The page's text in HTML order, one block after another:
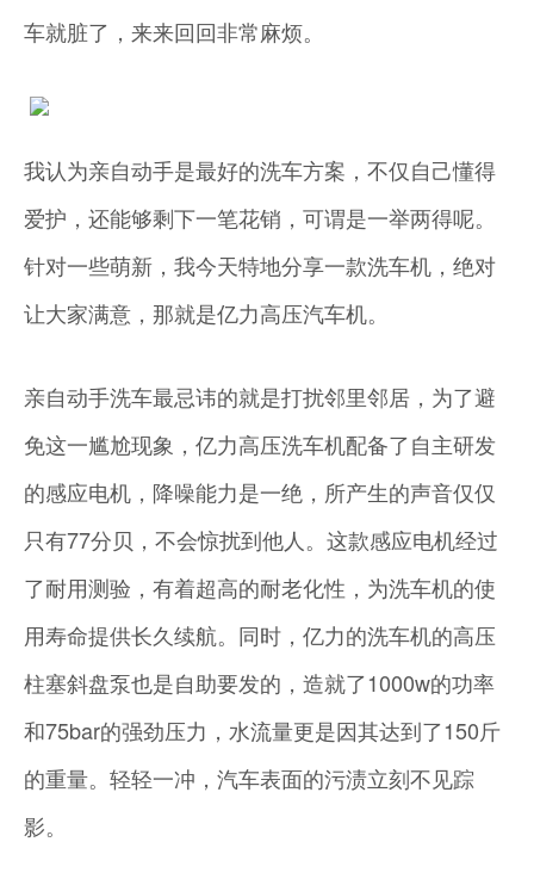
车就脏了，来来回回非常麻烦。
我认为亲自动手是最好的洗车方案，不仅自己懂得
爱护，还能够剩下一笔花销，可谓是一举两得呢。
针对一些萌新，我今天特地分享一款洗车机，绝对
让大家满意，那就是亿力高压汽车机。
亲自动手洗车最忌讳的就是打扰邻里邻居，为了避
免这一尴尬现象，亿力高压洗车机配备了自主研发
的感应电机，降噪能力是一绝，所产生的声音仅仅
只有77分贝，不会惊扰到他人。这款感应电机经过
了耐用测验，有着超高的耐老化性，为洗车机的使
用寿命提供长久续航。同时，亿力的洗车机的高压
柱塞斜盘泵也是自助要发的，造就了1000w的功率
和75bar的强劲压力，水流量更是因其达到了150斤
的重量。轻轻一冲，汽车表面的污渍立刻不见踪
影。